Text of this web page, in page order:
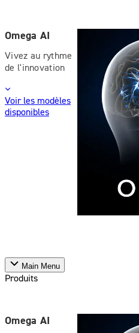
Omega AI
Vivez au rythme
de l'innovation
Voir les modèles
disponibles
Main Menu
Produits
Omega AI